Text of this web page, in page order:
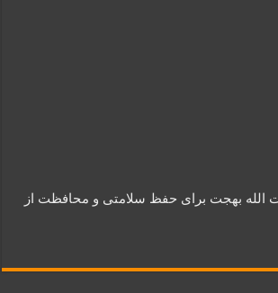
الله بهجت برای حفظ سلامتی و محافظت از